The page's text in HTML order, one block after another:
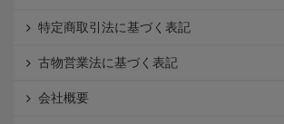
特定商取引法に基づく表記
古物営業法に基づく表記
会社概要